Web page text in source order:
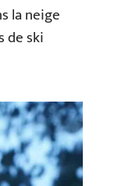
la neige
de ski